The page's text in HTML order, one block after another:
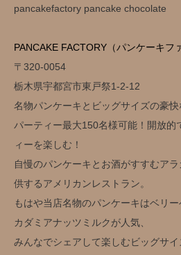
pancakefactory pancake chocolate
PANCAKE FACTORY（パンケーキフ
〒320-0054
栃木県宇都宮市東戸祭1-2-12
名物パンケーキとビッグサイズの豪快
パーティー最大150名様可能！開放的
ィーを楽しむ！
自慢のパンケーキとお酒がすすむア
供するアメリカンレストラン。
もはや当店名物のパンケーキはベリ
カダミアナッツミルクが人気、
みんなでシェアして楽しむビッグサ